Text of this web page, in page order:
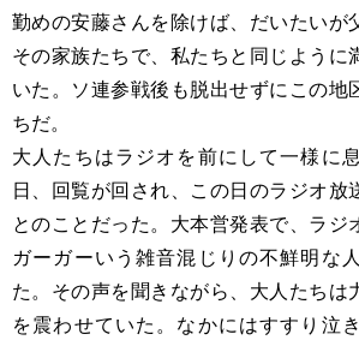
勤めの安藤さんを除けば、だいたいが
その家族たちで、私たちと同じように
いた。ソ連参戦後も脱出せずにこの地
ちだ。
大人たちはラジオを前にして一様に
日、回覧が回され、この日のラジオ放
とのことだった。大本営発表で、ラジ
ガーガーいう雑音混じりの不鮮明な
た。その声を聞きながら、大人たちは
を震わせていた。なかにはすすり泣